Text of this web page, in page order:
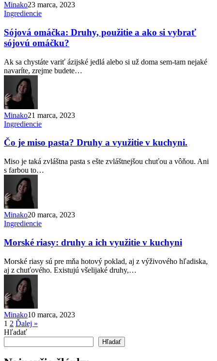
Minako23 marca, 2023
Ingrediencie
Sójová omáčka: Druhy, použitie a ako si vybrať
sójovú omáčku?
Ak sa chystáte variť ázijské jedlá alebo si už doma sem-tam nejaké
navaríte, zrejme budete…
Minako21 marca, 2023
Ingrediencie
Čo je miso pasta? Druhy a využitie v kuchyni.
Miso je taká zvláštna pasta s ešte zvláštnejšou chuťou a vôňou. Ani
s farbou to…
Minako20 marca, 2023
Ingrediencie
Morské riasy: druhy a ich využitie v kuchyni
Morské riasy sú pre mňa hotový poklad, aj z výživového hľadiska,
aj z chuťového. Existujú všelijaké druhy,…
Minako10 marca, 2023
1 2 Ďalej »
Hľadať
Hľadať